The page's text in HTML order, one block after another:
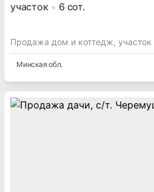
участок 6сот.
Продажа дом и коттедж, участок
Минская обл.